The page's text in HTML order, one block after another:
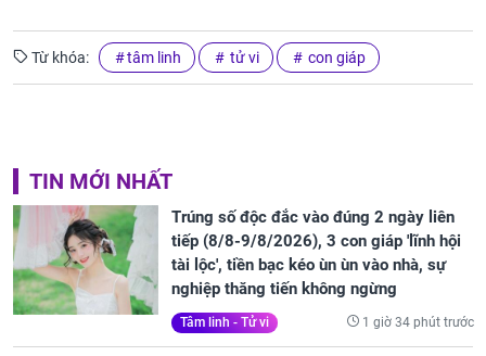
Từ khóa: tâm linh tử vi con giáp
TIN MỚI NHẤT
Trúng số độc đắc vào đúng 2 ngày liên
tiếp (8/8-9/8/2026), 3 con giáp 'lĩnh hội
tài lộc', tiền bạc kéo ùn ùn vào nhà, sự
nghiệp thăng tiến không ngừng
Tâm linh - Tử vi 1 giờ 34 phút trước